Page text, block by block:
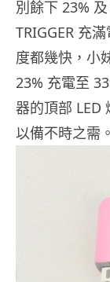
別餘下 23%
TRIGGER 充
度都幾快，小
23% 充電至
器的頂部 LED
以備不時之需。